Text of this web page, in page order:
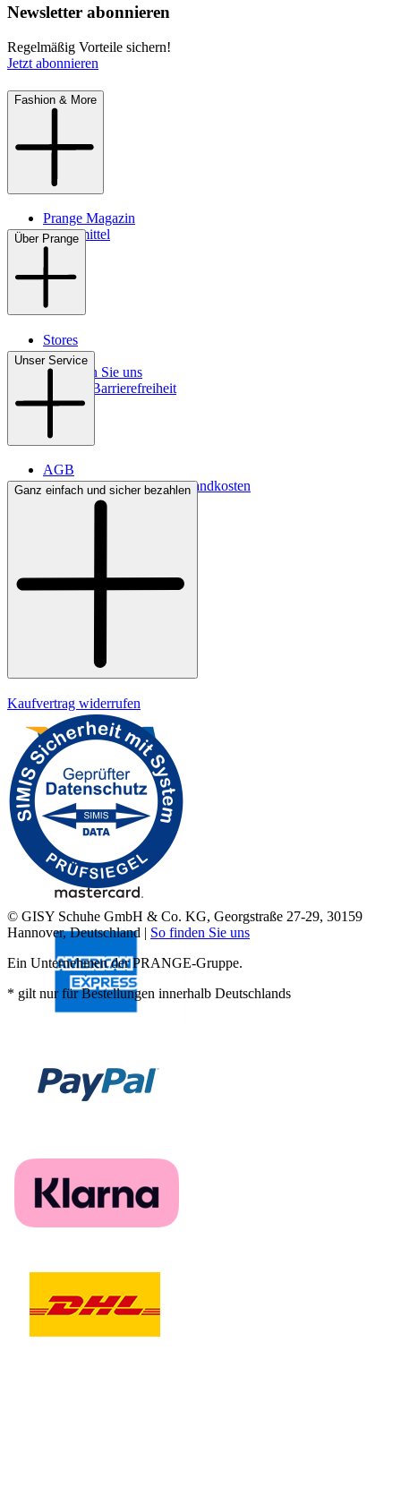
Newsletter abonnieren
Regelmäßig Vorteile sichern!
Jetzt abonnieren
Fashion & More
Prange Magazin
Pflegemittel
Über Prange
Stores
Kontakt
So finden Sie uns
Digitale Barrierefreiheit
Unser Service
AGB
Lieferbedingungen & Versandkosten
Bezahlung
Ganz einfach und sicher bezahlen
Kaufvertrag widerrufen
© GISY Schuhe GmbH & Co. KG, Georgstraße 27-29, 30159
Hannover, Deutschland | So finden Sie uns
Ein Unternehmen der PRANGE-Gruppe.
* gilt nur für Bestellungen innerhalb Deutschlands